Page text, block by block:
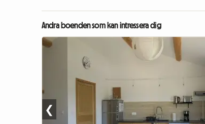
Andra boenden som kan intressera dig
❮